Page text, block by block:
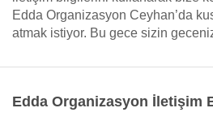
Edda Organizasyon Ceyhan’da
atmak istiyor. Bu gece sizin
Edda Organizasyon İletişim